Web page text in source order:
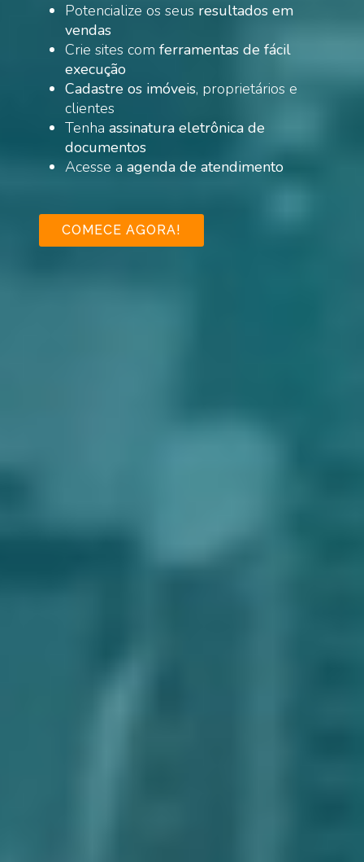
Potencialize os seus resultados em
vendas
Crie sites com ferramentas de fácil
execução
Cadastre os imóveis, proprietários e
clientes
Tenha assinatura eletrônica de
documentos
Acesse a agenda de atendimento
COMECE AGORA!